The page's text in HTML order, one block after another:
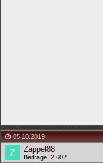
05.10.2019
Zappel88
Beiträge: 2.602